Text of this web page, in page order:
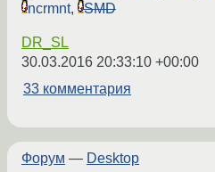
ncrmnt, SMD
DR_SL
30.03.2016 20:33:10 +00:00
33 комментария
Форум — Desktop